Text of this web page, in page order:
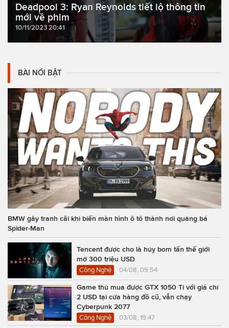
Deadpool 3: Ryan Reynolds tiết lộ thông tin
mới về phim
10/11/2023 20:41
BÀI NỔI BẬT
BMW gây tranh cãi khi biến màn hình ô tô thành nơi quảng bá
Spider-Man
Tencent được cho là hủy bom tấn thế giới
mở 300 triệu USD
Công Nghệ 04/08, 09:54
Game thủ mua được GTX 1050 Ti với giá chỉ
2 USD tại cửa hàng đồ cũ, vẫn chạy
Cyberpunk 2077
Công Nghệ 03/08, 19:47